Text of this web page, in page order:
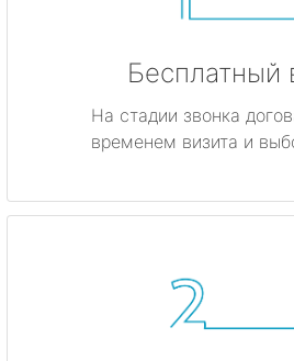
Бесплатный
На стадии звонка
временем визита и